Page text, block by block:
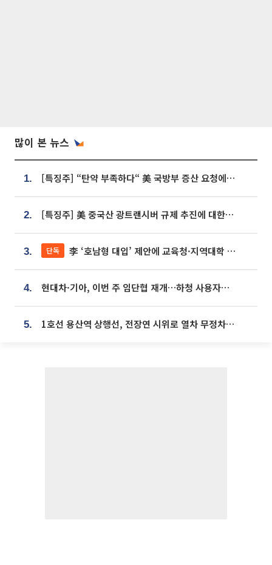
많이 본 뉴스
1. [특징주] “탄약 부족하다“ 美 국방부 증산 요청에⋯국내 방산주 급등세
2. [특징주] 美 중국산 광트랜시버 규제 추진에 대한광통신 등 광통신株 강세
3. 단독 李 ‘호남형 대입’ 제안에 교육청·지역대학 서·논술형 입시 연계 '착수'
4. 현대차·기아, 이번 주 임단협 재개…하청 사용자성 재심도 ‘변수’
5. 1호선 용산역 상행선, 전장연 시위로 열차 무정차 운행